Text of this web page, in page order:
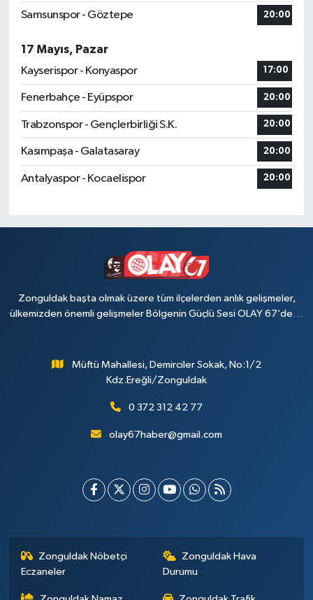
Samsunspor - Göztepe 20:00
17 Mayıs, Pazar
Kayserispor - Konyaspor
17:00
Fenerbahçe - Eyüpspor 20:00
Trabzonspor - Gençlerbirliği S.K. 20:00
Kasımpaşa - Galatasaray 20:00
Antalyaspor - Kocaelispor 20:00
Zonguldak başta olmak üzere tüm ilçelerden anlık gelişmeler,
ülkemizden önemli gelişmeler Bölgenin Güçlü Sesi OLAY 67’de…
Müftü Mahallesi, Demirciler Sokak, No:1/2
Kdz.Ereğli/Zonguldak
0 372 312 42 77
olay67haber@gmail.com
Zonguldak Nöbetçi
Eczaneler
Zonguldak Hava
Durumu